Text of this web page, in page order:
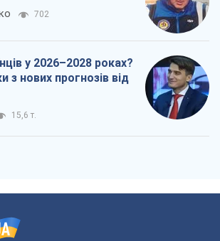
702
у 2026–2028 роках?
з нових прогнозів від
15,6 т.